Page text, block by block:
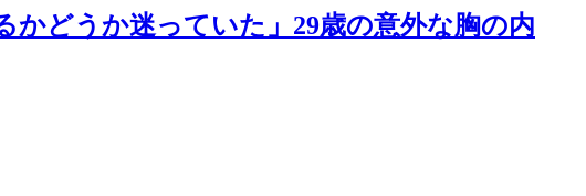
どうか迷っていた」29歳の意外な胸の内